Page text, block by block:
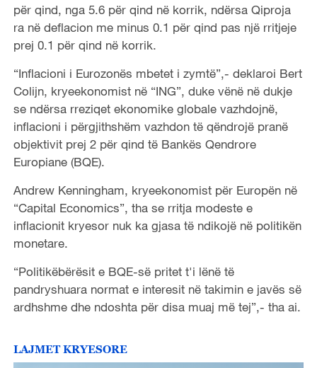
për qind, nga 5.6 për qind në korrik, ndërsa Qiproja
ra në deflacion me minus 0.1 për qind pas një rritjeje
prej 0.1 për qind në korrik.
“Inflacioni i Eurozonës mbetet i zymtë”,- deklaroi Bert
Colijn, kryeekonomist në “ING”, duke vënë në dukje
se ndërsa rreziqet ekonomike globale vazhdojnë,
inflacioni i përgjithshëm vazhdon të qëndrojë pranë
objektivit prej 2 për qind të Bankës Qendrore
Europiane (BQE).
Andrew Kenningham, kryeekonomist për Europën në
“Capital Economics”, tha se rritja modeste e
inflacionit kryesor nuk ka gjasa të ndikojë në politikën
monetare.
“Politikëbërësit e BQE-së pritet t'i lënë të
pandryshuara normat e interesit në takimin e javës së
ardhshme dhe ndoshta për disa muaj më tej”,- tha ai.
LAJMET KRYESORE